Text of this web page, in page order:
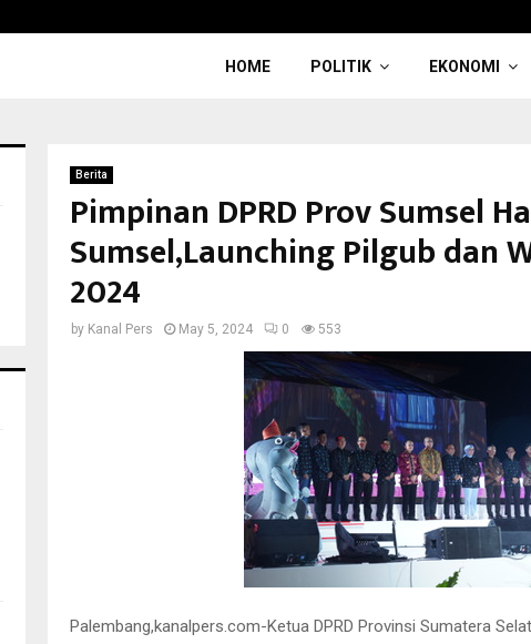
HOME POLITIK EKONOMI
Berita
Pimpinan DPRD Prov Sumsel
Sumsel,Launching Pilgub dan
2024
by Kanal Pers May 5, 2024 0 553
Palembang,kanalpers.com-Ketua DPRD Provinsi Sumatera